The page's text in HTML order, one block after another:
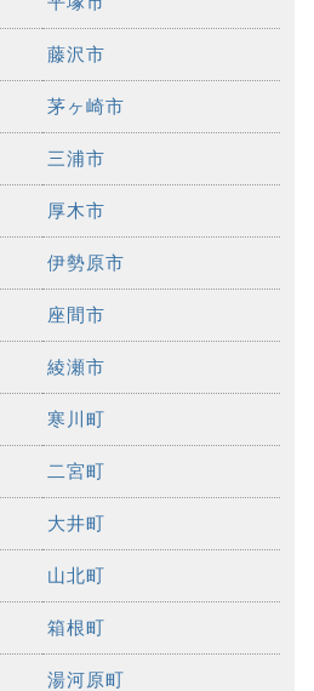
藤沢市
茅ヶ崎市
三浦市
厚木市
伊勢原市
座間市
綾瀬市
寒川町
二宮町
大井町
山北町
箱根町
湯河原町